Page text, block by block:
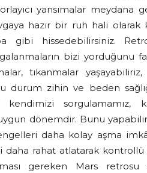
yansımalar meydana
hazır bir ruh hali
gibi hissedebilirsiniz.
bizi yorduğunu
tıkanmalar
durum zihin ve beden
sorgulamamız,
dönemdir. Bunu
engelleri daha kolay aşma
daha rahat atlatarak
gereken Mars